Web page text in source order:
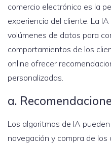
comercio electrónico es la
experiencia del cliente. La
volúmenes de datos para
comportamientos de los
online ofrecer
personalizadas.
a.
Los algoritmos de IA
navegación y compra de